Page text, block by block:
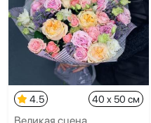
4.5 40 x 50 см